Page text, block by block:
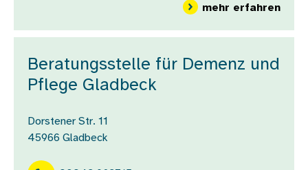
mehr erfahrenüber
Beratungsstelle für Demenz und
Pflege Gladbeck
Dorstener Str. 11
45966 Gladbeck